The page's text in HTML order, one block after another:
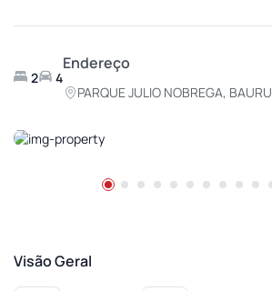
2 4
Endereço
PARQUE JULIO NOBREGA, BAURU
Visão Geral